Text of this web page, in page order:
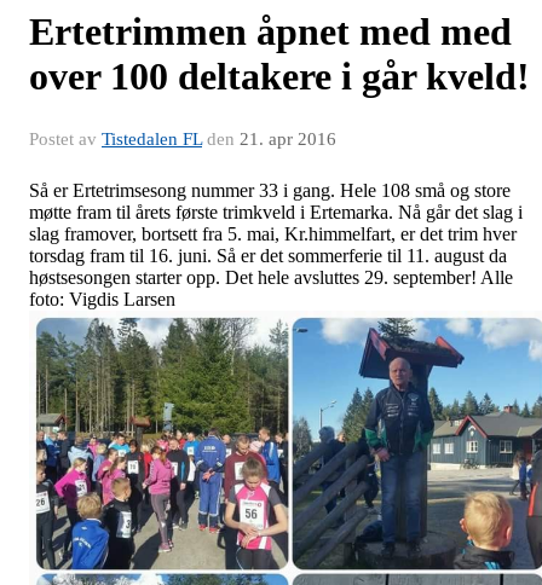
Ertetrimmen åpnet med med
over 100 deltakere i går kveld!
Postet av Tistedalen FLden 21. apr 2016
Så er Ertetrimsesong nummer 33 i gang. Hele 108 små og store
møtte fram til årets første trimkveld i Ertemarka. Nå går det slag i
slag framover, bortsett fra 5. mai, Kr.himmelfart, er det trim hver
torsdag fram til 16. juni. Så er det sommerferie til 11. august da
høstsesongen starter opp. Det hele avsluttes 29. september! Alle
foto: Vigdis Larsen